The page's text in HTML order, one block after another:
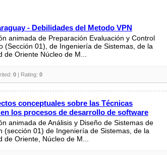
- Debilidades del Metodo VPN
animada de Preparación Evaluación y Control
(Sección 01), de Ingeniería de Sistemas, de la
de Oriente Núcleo de M...
0 | Rating: 0
conceptuales sobre las Técnicas
los procesos de desarrollo de software
animada de Análisis y Diseño de Sistemas de
(sección 01) de Ingeniería de Sistemas, de la
de Oriente, Núcleo de M...